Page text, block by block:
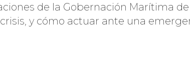
de la Gobernación Marítima
y cómo actuar ante una